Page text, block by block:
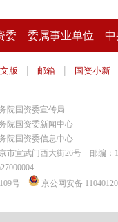
委 委属事业单位 中
版 | 邮箱 | 国资小新
院国资委宣传局
院国资委新闻中心
院国资委信息中心
市宣武门西大街26号 邮编：
号
京公网安备